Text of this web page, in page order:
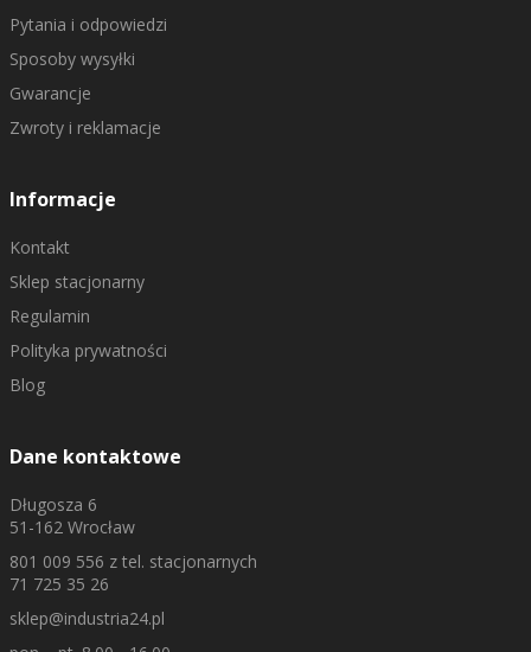
Pytania i odpowiedzi
Sposoby wysyłki
Gwarancje
Zwroty i reklamacje
Informacje
Kontakt
Sklep stacjonarny
Regulamin
Polityka prywatności
Blog
Dane kontaktowe
Długosza 6
51-162 Wrocław
801 009 556 z tel. stacjonarnych
71 725 35 26
sklep@industria24.pl